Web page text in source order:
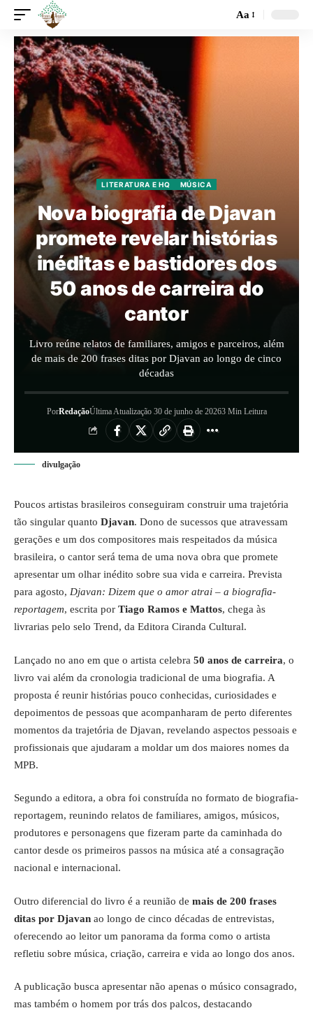
Aa
LITERATURA E HQ MÚSICA
Nova biografia de Djavan
promete revelar histórias
inéditas e bastidores dos
50 anos de carreira do
cantor
Livro reúne relatos de familiares, amigos e parceiros, além
de mais de 200 frases ditas por Djavan ao longo de cinco
décadas
PorRedaçãoÚltima Atualização 30 de junho de 20263 Min Leitura
divulgação
Poucos artistas brasileiros conseguiram construir uma trajetória
tão singular quanto Djavan. Dono de sucessos que atravessam
gerações e um dos compositores mais respeitados da música
brasileira, o cantor será tema de uma nova obra que promete
apresentar um olhar inédito sobre sua vida e carreira. Prevista
para agosto, Djavan: Dizem que o amor atrai – a biografia-
reportagem, escrita por Tiago Ramos e Mattos, chega às
livrarias pelo selo Trend, da Editora Ciranda Cultural.
Lançado no ano em que o artista celebra 50 anos de carreira, o
livro vai além da cronologia tradicional de uma biografia. A
proposta é reunir histórias pouco conhecidas, curiosidades e
depoimentos de pessoas que acompanharam de perto diferentes
momentos da trajetória de Djavan, revelando aspectos pessoais e
profissionais que ajudaram a moldar um dos maiores nomes da
MPB.
Segundo a editora, a obra foi construída no formato de biografia-
reportagem, reunindo relatos de familiares, amigos, músicos,
produtores e personagens que fizeram parte da caminhada do
cantor desde os primeiros passos na música até a consagração
nacional e internacional.
Outro diferencial do livro é a reunião de mais de 200 frases
ditas por Djavan ao longo de cinco décadas de entrevistas,
oferecendo ao leitor um panorama da forma como o artista
refletiu sobre música, criação, carreira e vida ao longo dos anos.
A publicação busca apresentar não apenas o músico consagrado,
mas também o homem por trás dos palcos, destacando